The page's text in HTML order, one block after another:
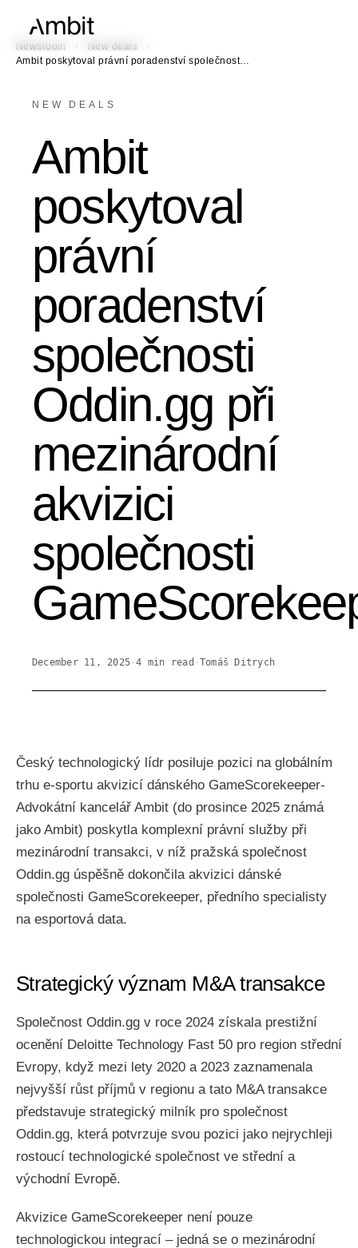
Newsroom / New deals
/
Ambit poskytoval právní poradenství společnost…
NEW DEALS
Ambit
poskytoval
právní
poradenství
společnosti
Oddin.gg při
mezinárodní
akvizici
společnosti
December 11, 2025 ·4 min read ·Tomáš Ditrych
Český technologický lídr posiluje pozici na globálním
trhu e-sportu akvizicí dánského GameScorekeeper-
Advokátní kancelář Ambit (do prosince 2025 známá
jako Ambit) poskytla komplexní právní služby při
mezinárodní transakci, v níž pražská společnost
Oddin.gg úspěšně dokončila akvizici dánské
společnosti GameScorekeeper, předního specialisty
na esportová data.
Strategický význam M&A transakce
Společnost Oddin.gg v roce 2024 získala prestižní
ocenění Deloitte Technology Fast 50 pro region střední
Evropy, když mezi lety 2020 a 2023 zaznamenala
nejvyšší růst příjmů v regionu a tato M&A transakce
představuje strategický milník pro společnost
Oddin.gg, která potvrzuje svou pozici jako nejrychleji
rostoucí technologické společnost ve střední a
východní Evropě.
Akvizice GameScorekeeper není pouze
technologickou integrací – jedná se o mezinárodní